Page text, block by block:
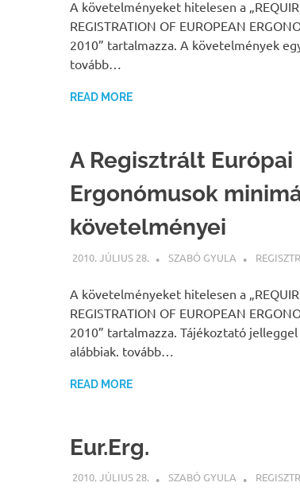
A követelményeket hitelesen a
REGISTRATION OF EUROPEAN
2010” tartalmazza. A követelmények
tovább…
READ MORE
A Regisztrált Európai
Ergonómusok
követelményei
2010. JÚLIUS 28. SZABÓ GYULA
A követelményeket hitelesen a
REGISTRATION OF EUROPEAN
2010” tartalmazza. Tájékoztató
alábbiak. tovább…
READ MORE
Eur.Erg.
2010. JÚLIUS 28. SZABÓ GYULA